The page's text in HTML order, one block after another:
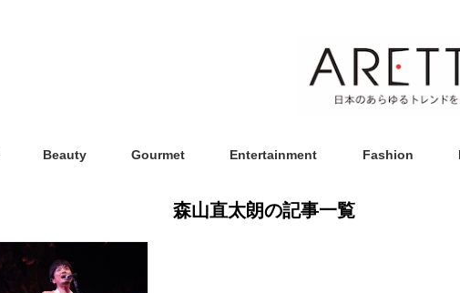
Beauty Gourmet Entertainment Fashion
森山直太朗の記事一覧